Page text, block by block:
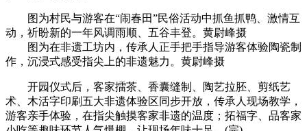
图为村民与游客在“闹春田”民俗活动中抓鱼抓鸭、激情互
动，祈盼新的一年风调雨顺、五谷丰登。黄尉峰摄
图为在非遗工坊内，传承人正手把手指导游客体验陶瓷制
作，沉浸式感受指尖上的非遗魅力。黄尉峰摄
开园仪式后，客家擂茶、香囊缝制、陶艺拉胚、剪纸艺
术、木活字印刷五大非遗体验区同步开放，传承人现场教学，
游客亲手体验，在指尖触摸客家非遗的温度；拓福字、品客家